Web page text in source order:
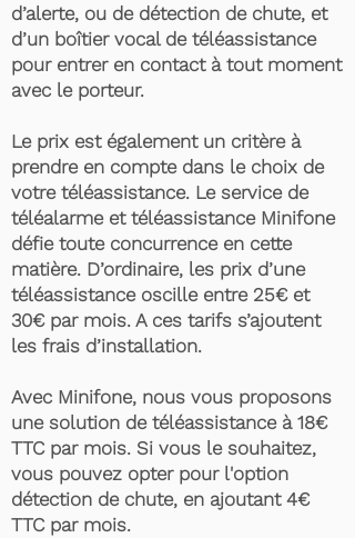
d’alerte, ou de détection de chute, et
d’un boîtier vocal de téléassistance
pour entrer en contact à tout moment
avec le porteur.
Le prix est également un critère à
prendre en compte dans le choix de
votre téléassistance. Le service de
téléalarme et téléassistance Minifone
défie toute concurrence en cette
matière. D’ordinaire, les prix d’une
téléassistance oscille entre 25€ et
30€ par mois. A ces tarifs s’ajoutent
les frais d’installation.
Avec Minifone, nous vous proposons
une solution de téléassistance à 18€
TTC par mois. Si vous le souhaitez,
vous pouvez opter pour l'option
détection de chute, en ajoutant 4€
TTC par mois.